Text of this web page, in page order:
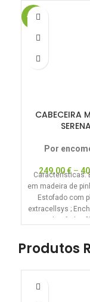
-15%
CABECEIRA
Por
249,00€–
Características:
em madeira de
Estofado com
extracellsys ;
Produtos